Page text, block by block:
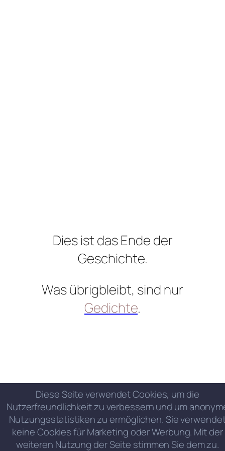
Dies ist das Ende der
Geschichte.
Was übrigbleibt, sind nur
Gedichte.
Diese Seite verwendet Cookies, um die
Nutzerfreundlichkeit zu verbessern und um
Nutzungsstatistiken zu ermöglichen. Sie
keine Cookies für Marketing oder Werbung. Mit der
weiteren Nutzung der Seite stimmen Sie dem zu.